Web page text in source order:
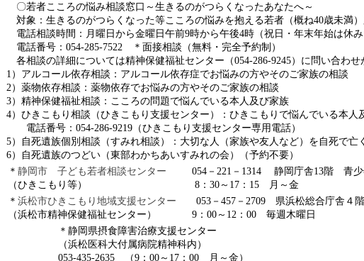
〇若者こころの悩み相談窓口～生きるのがつらくなったあなたへ～
対象：生きるのがつらくなった等こころの悩みを抱える若者（概ね40歳未満
電話相談時間：月曜日から金曜日午前9時から午後4時（祝日・年末年始は休み
電話番号：054-285-7522 ＊面接相談（無料・完全予約制）
各相談の詳細については精神保健福祉センター（054-286-9245）に問い合わせ
1）アルコール依存相談：アルコール依存症でお悩みの方やそのご家族の相談
2）薬物依存相談：薬物依存でお悩みの方やそのご家族の相談
3）精神保健福祉相談：こころの問題で悩んでいる本人及び家族
4）ひきこもり相談（ひきこもり支援センター）：ひきこもりで悩んでいる本人
電話番号：054-286-9219（ひきこもり支援センター専用電話）
5）自死遺族個別相談（すみれ相談）：大切な人（家族や友人など）を自死で亡
6）自死遺族のつどい（東部わかちあいすみれの会）（予約不要）
＊ 静岡市 子ども若者相談センター 054－221－1314 静岡庁舎13階 青少
（ひきこもり等） 8：30～17：15 月～金
＊ 浜松市ひきこもり地域支援センター 053－457－2709 県浜松総合庁舎４階
（浜松市精神保健福祉センター） 9：00～12：00 毎週木曜日
＊静岡県摂食障害治療支援センター
（浜松医科大付属病院精神科内）
053-435-2635 （9：00～17：00 月～金）